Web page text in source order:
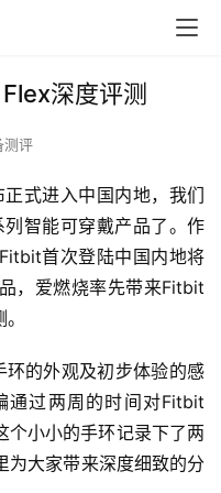
深度评测
测评
式进入中国内地，我们
智能可穿戴产品了。作
首次登陆中国内地将
，爱燃烧率先带来Fitbit
的外观及初步体验的感
通过两周的时间对Fitbit
个小小的手环记录下了两
为大家带来深度细致的分